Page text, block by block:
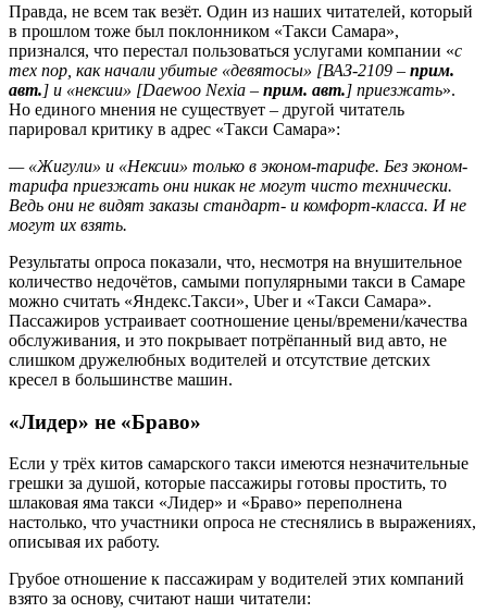
Правда, не всем так везёт. Один из наших читателей, который
в прошлом тоже был поклонником «Такси Самара»,
признался, что перестал пользоваться услугами компании «с
тех пор, как начали убитые «девятосы» [ВАЗ-2109 – прим.
авт.] и «нексии» [Daewoo Nexia – прим. авт.] приезжать».
Но единого мнения не существует – другой читатель
парировал критику в адрес «Такси Самара»:
— «Жигули» и «Нексии» только в эконом-тарифе. Без эконом-
тарифа приезжать они никак не могут чисто технически.
Ведь они не видят заказы стандарт- и комфорт-класса. И не
могут их взять.
Результаты опроса показали, что, несмотря на внушительное
количество недочётов, самыми популярными такси в Самаре
можно считать «Яндекс.Такси», Uber и «Такси Самара».
Пассажиров устраивает соотношение цены/времени/качества
обслуживания, и это покрывает потрёпанный вид авто, не
слишком дружелюбных водителей и отсутствие детских
кресел в большинстве машин.
«Лидер» не «Браво»
Если у трёх китов самарского такси имеются незначительные
грешки за душой, которые пассажиры готовы простить, то
шлаковая яма такси «Лидер» и «Браво» переполнена
настолько, что участники опроса не стеснялись в выражениях,
описывая их работу.
Грубое отношение к пассажирам у водителей этих компаний
взято за основу, считают наши читатели: